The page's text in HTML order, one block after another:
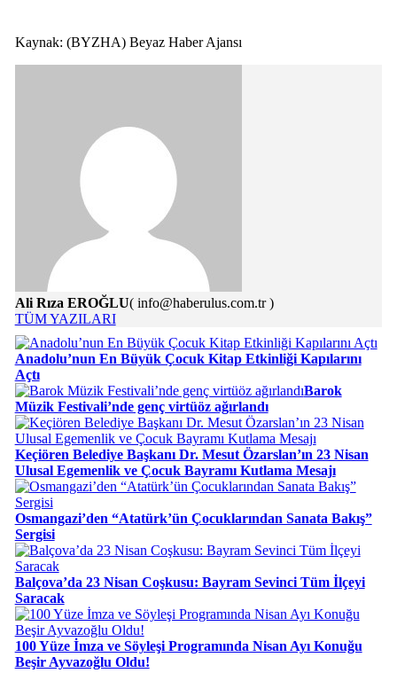
Kaynak: (BYZHA) Beyaz Haber Ajansı
Ali Rıza EROĞLU( info@haberulus.com.tr )
TÜM YAZILARI
Anadolu’nun En Büyük Çocuk Kitap Etkinliği Kapılarını
Açtı
Barok
Müzik Festivali’nde genç virtüöz ağırlandı
Keçiören Belediye Başkanı Dr. Mesut Özarslan’ın 23 Nisan
Ulusal Egemenlik ve Çocuk Bayramı Kutlama Mesajı
Osmangazi’den “Atatürk’ün Çocuklarından Sanata Bakış”
Sergisi
Balçova’da 23 Nisan Coşkusu: Bayram Sevinci Tüm İlçeyi
Saracak
100 Yüze İmza ve Söyleşi Programında Nisan Ayı Konuğu
Beşir Ayvazoğlu Oldu!